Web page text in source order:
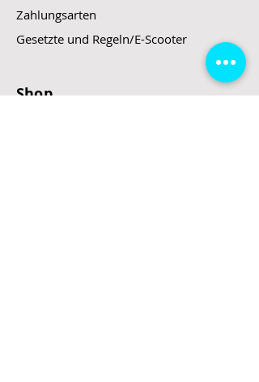
Zahlungsarten
Gesetzte und Regeln/E-Scooter
Shop